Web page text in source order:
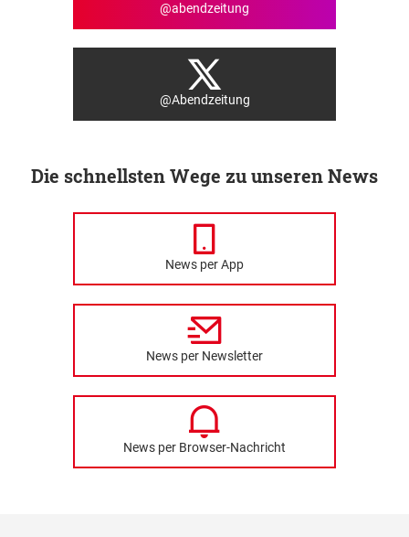
@abendzeitung
@Abendzeitung
Die schnellsten Wege zu unseren News
News per App
News per Newsletter
News per Browser-Nachricht